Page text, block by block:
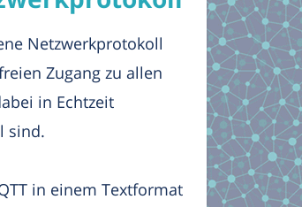
Netzwerkprotokoll
Zugang zu allen
in Echtzeit
sind.
in einem Textformat